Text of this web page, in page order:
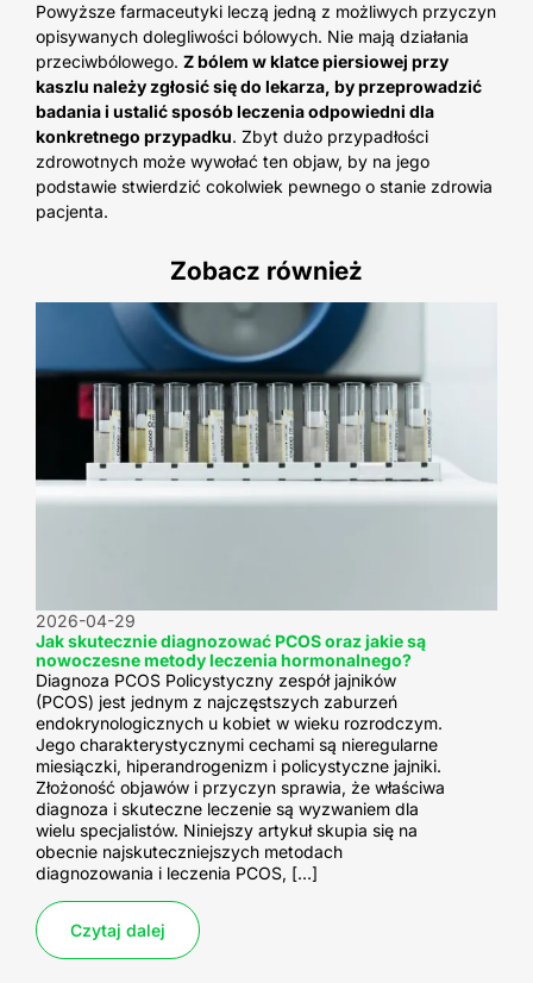
Powyższe farmaceutyki leczą jedną z możliwych przyczyn
opisywanych dolegliwości bólowych. Nie mają działania
przeciwbólowego. Z bólem w klatce piersiowej przy
kaszlu należy zgłosić się do lekarza, by przeprowadzić
badania i ustalić sposób leczenia odpowiedni dla
konkretnego przypadku. Zbyt dużo przypadłości
zdrowotnych może wywołać ten objaw, by na jego
podstawie stwierdzić cokolwiek pewnego o stanie zdrowia
pacjenta.
Zobacz również
Jak skutecznie diagnozować PCOS oraz jakie są
nowoczesne metody leczenia hormonalnego?
2026-04-29
Diagnoza PCOS Policystyczny zespół jajników
(PCOS) jest jednym z najczęstszych zaburzeń
endokrynologicznych u kobiet w wieku rozrodczym.
Jego charakterystycznymi cechami są nieregularne
miesiączki, hiperandrogenizm i policystyczne jajniki.
Złożoność objawów i przyczyn sprawia, że właściwa
diagnoza i skuteczne leczenie są wyzwaniem dla
wielu specjalistów. Niniejszy artykuł skupia się na
obecnie najskuteczniejszych metodach
diagnozowania i leczenia PCOS, […]
Czytaj dalej